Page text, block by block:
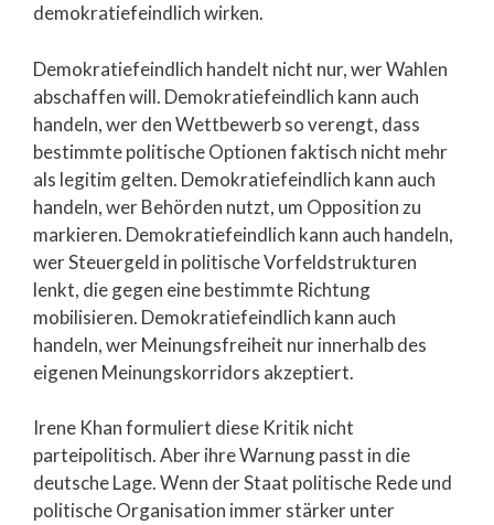
demokratiefeindlich wirken.
Demokratiefeindlich handelt nicht nur, wer Wahlen
abschaffen will. Demokratiefeindlich kann auch
handeln, wer den Wettbewerb so verengt, dass
bestimmte politische Optionen faktisch nicht mehr
als legitim gelten. Demokratiefeindlich kann auch
handeln, wer Behörden nutzt, um Opposition zu
markieren. Demokratiefeindlich kann auch handeln,
wer Steuergeld in politische Vorfeldstrukturen
lenkt, die gegen eine bestimmte Richtung
mobilisieren. Demokratiefeindlich kann auch
handeln, wer Meinungsfreiheit nur innerhalb des
eigenen Meinungskorridors akzeptiert.
Irene Khan formuliert diese Kritik nicht
parteipolitisch. Aber ihre Warnung passt in die
deutsche Lage. Wenn der Staat politische Rede und
politische Organisation immer stärker unter